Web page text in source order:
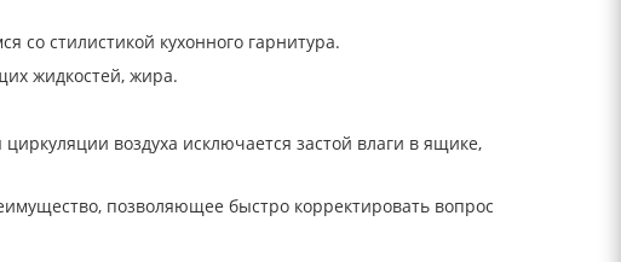
стилистикой кухонного гарнитура.
жидкостей, жира.
воздуха исключается застой влаги в ящике,
позволяющее быстро корректировать вопрос